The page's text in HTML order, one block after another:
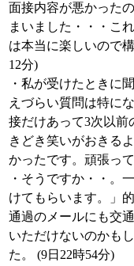
面接内容が悪かった
まいました・・・こ
は本当に楽しいので
12分)
・私が受けたときに
えづらい質問は特に
接だけあって3次以前
きどき笑いがおきる
かったです。頑張っ
・そうですか・・。
けてもらいます。」
通過のメールにも交
いただけないのかも
た。 (9日22時54分)